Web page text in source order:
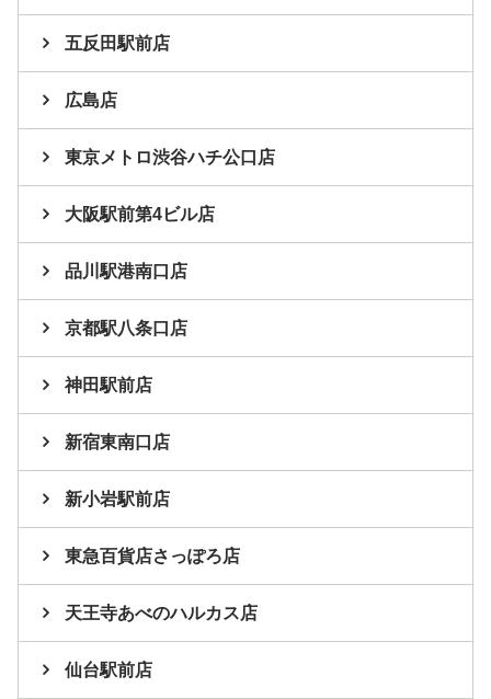
五反田駅前店
広島店
東京メトロ渋谷ハチ公口店
大阪駅前第4ビル店
品川駅港南口店
京都駅八条口店
神田駅前店
新宿東南口店
新小岩駅前店
東急百貨店さっぽろ店
天王寺あべのハルカス店
仙台駅前店